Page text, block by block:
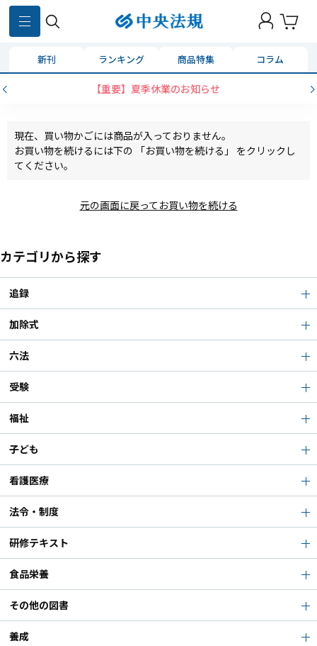
新刊 ランキング 商品特集 コラム
【重要】夏季休業のお知らせ
現在、買い物かごには商品が入っておりません。
お買い物を続けるには下の 「お買い物を続ける」 をクリックし
てください。
元の画面に戻ってお買い物を続ける
カテゴリから探す
追録
加除式
六法
受験
福祉
子ども
看護医療
法令・制度
研修テキスト
食品栄養
その他の図書
養成